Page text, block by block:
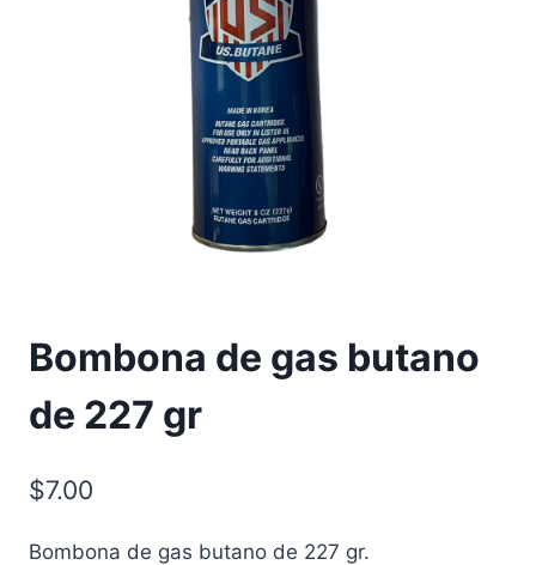
Bombona de gas butano
de 227 gr
$7.00
Bombona de gas butano de 227 gr.